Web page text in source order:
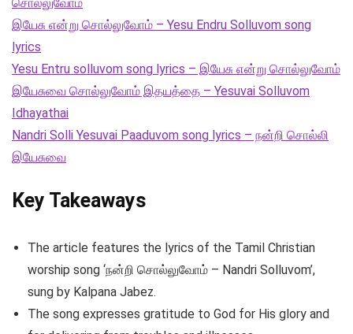
இயேசு என்று சொல்லுவோம் – Yesu Endru Solluvom song
lyrics
Yesu Entru solluvom song lyrics – இயேசு என்று சொல்லுவோம்
இயேசுவை சொல்லுவோம் இதயத்தை – Yesuvai Solluvom
Idhayathai
Nandri Solli Yesuvai Paaduvom song lyrics – நன்றி சொல்லி
இயேசுவை
Key Takeaways
The article features the lyrics of the Tamil Christian
worship song ‘நன்றி சொல்லுவோம் – Nandri Solluvom’,
sung by Kalpana Jabez.
The song expresses gratitude to God for His glory and